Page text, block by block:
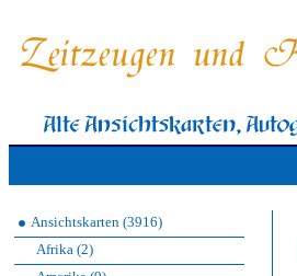
Ansichtskarten (3916)
Afrika (2)